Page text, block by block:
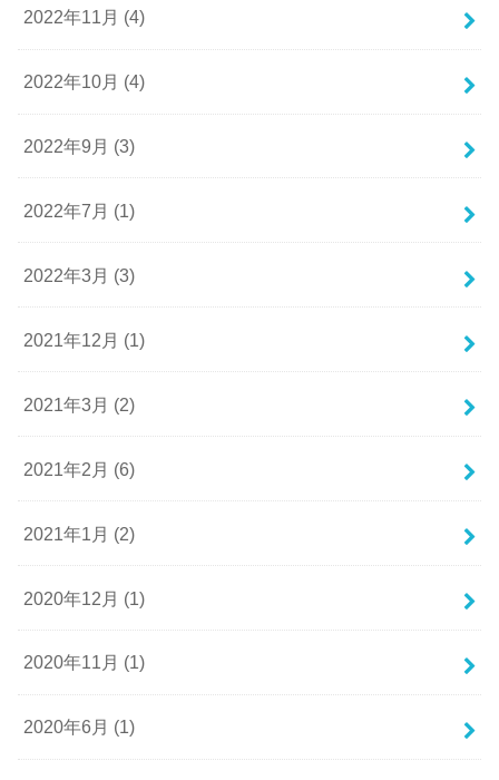
2022年11月 (4)
2022年10月 (4)
2022年9月 (3)
2022年7月 (1)
2022年3月 (3)
2021年12月 (1)
2021年3月 (2)
2021年2月 (6)
2021年1月 (2)
2020年12月 (1)
2020年11月 (1)
2020年6月 (1)